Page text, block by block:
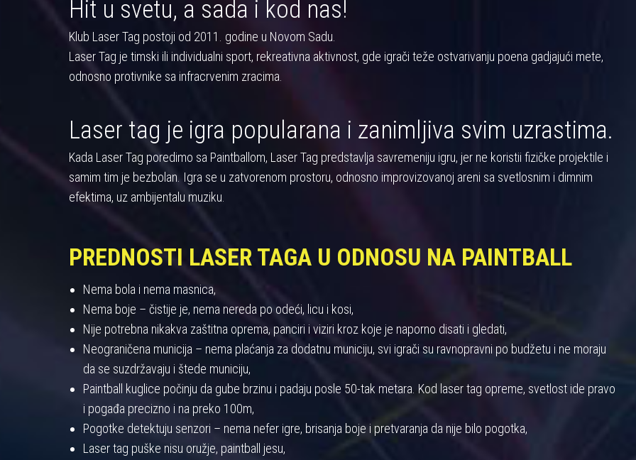
Hit u svetu, a sada i kod nas!
Klub Laser Tag postoji od 2011. godine u Novom Sadu.
Laser Tag je timski ili individualni sport, rekreativna aktivnost, gde igrači teže ostvarivanju poena gadjajući mete,
odnosno protivnike sa infracrvenim zracima.
Laser tag je igra popularana i zanimljiva svim uzrastima.
Kada Laser Tag poredimo sa Paintballom, Laser Tag predstavlja savremeniju igru, jer ne koristii fizičke projektile i
samim tim je bezbolan. Igra se u zatvorenom prostoru, odnosno improvizovanoj areni sa svetlosnim i dimnim
efektima, uz ambijentalu muziku.
PREDNOSTI LASER TAGA U ODNOSU NA PAINTBALL
Nema bola i nema masnica,
Nema boje – čistije je, nema nereda po odeći, licu i kosi,
Nije potrebna nikakva zaštitna oprema, panciri i viziri kroz koje je naporno disati i gledati,
Neograničena municija – nema plaćanja za dodatnu municiju, svi igrači su ravnopravni po budžetu i ne moraju
da se suzdržavaju i štede municiju,
Paintball kuglice počinju da gube brzinu i padaju posle 50-tak metara. Kod laser tag opreme, svetlost ide pravo
i pogađa precizno i na preko 100m,
Pogotke detektuju senzori – nema nefer igre, brisanja boje i pretvaranja da nije bilo pogotka,
Laser tag puške nisu oružje, paintball jesu,